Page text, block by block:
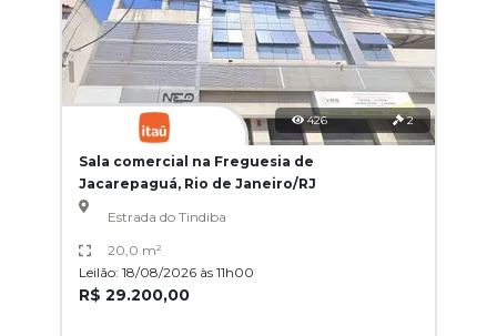
426 2
Sala comercial na Freguesia de
Jacarepaguá, Rio de Janeiro/RJ
Estrada do Tindiba
20,0 m²
Leilão: 18/08/2026 às 11h00
R$ 29.200,00